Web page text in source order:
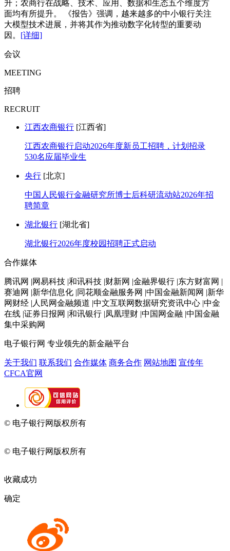
升；农商行在战略、技术、应用、数据和生态五个维度方
面均有所提升。 《报告》强调，越来越多的中小银行关注
大模型技术进展，并将其作为推动数字化转型的重要动
因。 [详细]
会议
MEETING
招聘
RECRUIT
江西农商银行 [江西省]
江西农商银行启动2026年度新员工招聘，计划招录
530名应届毕业生
央行 [北京]
中国人民银行金融研究所博士后科研流动站2026年招
聘简章
湖北银行 [湖北省]
湖北银行2026年度校园招聘正式启动
合作媒体
腾讯网 |网易科技 |和讯科技 |财新网 |金融界银行 |东方财富网 |
赛迪网 |新华信息化 |同花顺金融服务网 |中国金融新闻网 |新华
网财经 |人民网金融频道 |中文互联网数据研究资讯中心 |中金
在线 |证券日报网 |和讯银行 |凤凰理财 |中国网金融 |中国金融
集中采购网
电子银行网 专业领先的新金融平台
关于我们 联系我们 合作媒体 商务合作 网站地图 宣传年
CFCA官网
© 电子银行网版权所有
© 电子银行网版权所有
收藏成功
确定